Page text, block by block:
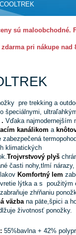
COOLTREK
sú
zdarma pri nákupe nad
pre trekking a
špeciálnymi,
. Vďaka najmodernejším
kanálikom a
zabezpečená
klimatických
Trojvrstvový plyš
časti nohy,tlmí nárazy,
Komfortný lem
lýtka a s použitým
zhŕňaniu
väzbana päte,špici a
životnosť ponožky.
55%bavlna + 42%